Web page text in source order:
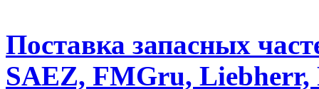
Поставка запасных
SAEZ, FMGru, Liebherr,